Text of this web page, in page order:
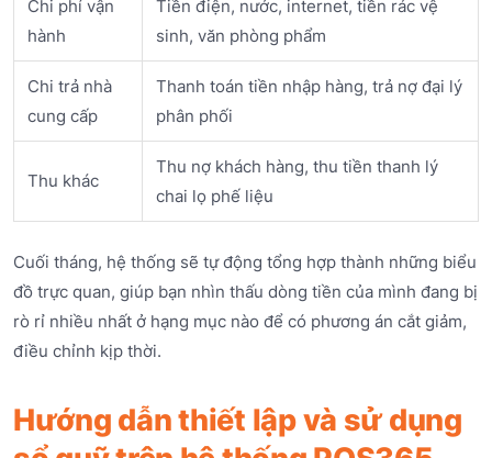
Chi phí vận
hành
Tiền điện, nước, internet, tiền rác vệ
sinh, văn phòng phẩm
Chi trả nhà
cung cấp
Thanh toán tiền nhập hàng, trả nợ đại lý
phân phối
Thu khác
Thu nợ khách hàng, thu tiền thanh lý
chai lọ phế liệu
Cuối tháng, hệ thống sẽ tự động tổng hợp thành những biểu
đồ trực quan, giúp bạn nhìn thấu dòng tiền của mình đang bị
rò rỉ nhiều nhất ở hạng mục nào để có phương án cắt giảm,
điều chỉnh kịp thời.
Hướng dẫn thiết lập và sử dụng